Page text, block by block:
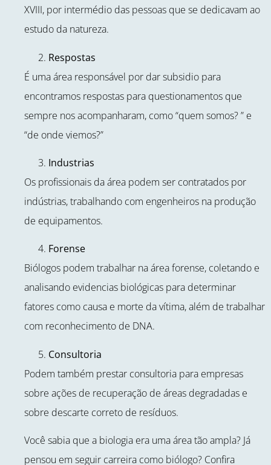
XVIII, por intermédio das pessoas que se dedicavam ao
estudo da natureza.
Respostas
É uma área responsável por dar subsidio para
encontramos respostas para questionamentos que
sempre nos acompanharam, como “quem somos? ” e
“de onde viemos?”
Industrias
Os profissionais da área podem ser contratados por
indústrias, trabalhando com engenheiros na produção
de equipamentos.
Forense
Biólogos podem trabalhar na área forense, coletando e
analisando evidencias biológicas para determinar
fatores como causa e morte da vítima, além de trabalhar
com reconhecimento de DNA.
Consultoria
Podem também prestar consultoria para empresas
sobre ações de recuperação de áreas degradadas e
sobre descarte correto de resíduos.
Você sabia que a biologia era uma área tão ampla? Já
pensou em seguir carreira como biólogo? Confira